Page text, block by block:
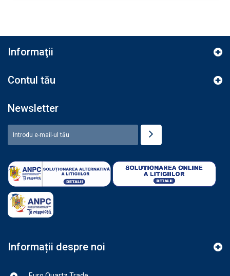
Informaţii
Contul tău
Newsletter
Informații despre noi